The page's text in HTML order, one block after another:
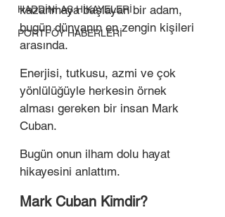
HADDİNİ AŞ HİKAYELERİ
PORTFÖY HABERLERİ
kazanmaya başlayan bir adam,
bugün dünyanın en zengin kişileri
arasında.
Enerjisi, tutkusu, azmi ve çok
yönlülüğüyle herkesin örnek
alması gereken bir insan Mark
Cuban.
Bugün onun ilham dolu hayat
hikayesini anlattım.
Mark Cuban Kimdir?